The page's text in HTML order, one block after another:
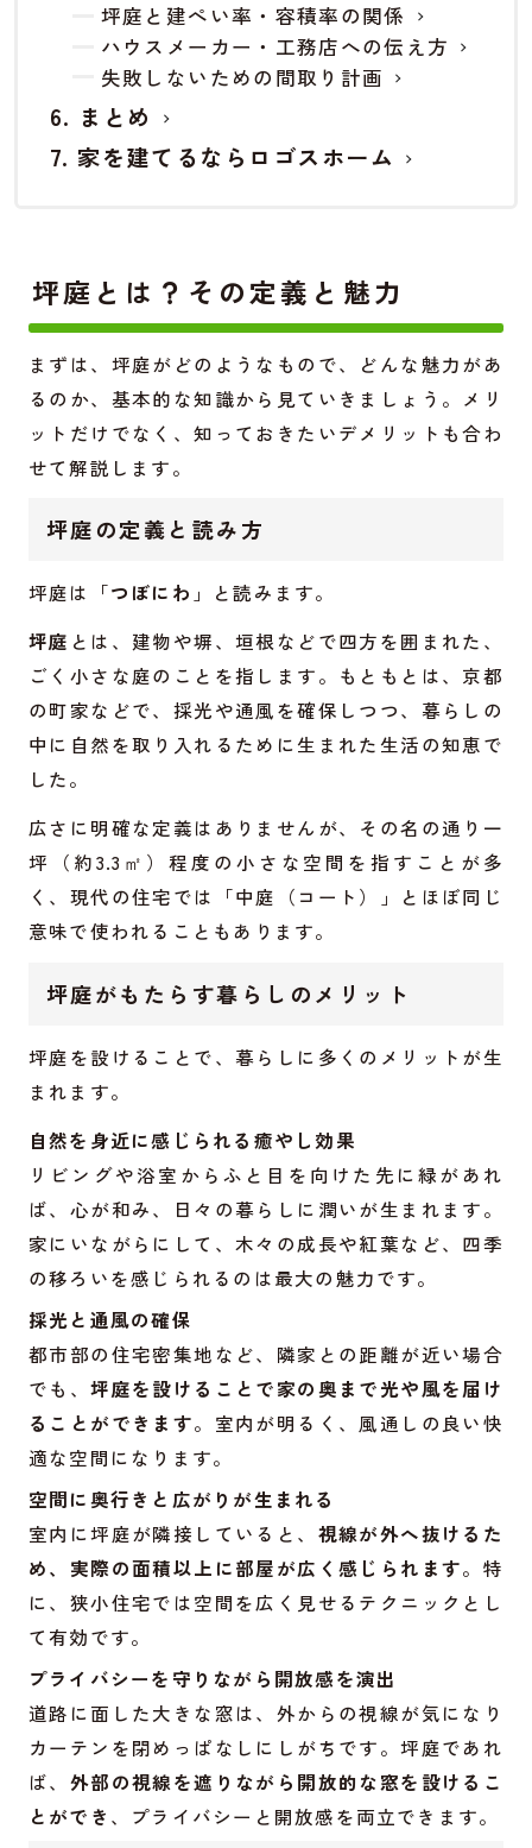
坪庭と建ぺい率・容積率の関係
ハウスメーカー・工務店への伝え方
失敗しないための間取り計画
まとめ
家を建てるならロゴスホーム
坪庭とは？その定義と魅力
まずは、坪庭がどのようなもので、どんな魅力があ
るのか、基本的な知識から見ていきましょう。メリ
ットだけでなく、知っておきたいデメリットも合わ
せて解説します。
坪庭の定義と読み方
坪庭は「つぼにわ 」と読みます。
坪庭 とは、建物や塀、垣根などで四方を囲まれた、
ごく小さな庭のことを指します。もともとは、京都
の町家などで、採光や通風を確保しつつ、暮らしの
中に自然を取り入れるために生まれた生活の知恵で
した。
広さに明確な定義はありませんが、その名の通り一
坪（約3.3㎡）程度の小さな空間を指すことが多
く、現代の住宅では「中庭（コート）」とほぼ同じ
意味で使われることもあります。
坪庭がもたらす暮らしのメリット
坪庭を設けることで、暮らしに多くのメリットが生
まれます。
自然を身近に感じられる癒やし効果
リビングや浴室からふと目を向けた先に緑があれ
ば、心が和み、日々の暮らしに潤いが生まれます。
家にいながらにして、木々の成長や紅葉など、四季
の移ろいを感じられるのは最大の魅力です。
採光と通風の確保
都市部の住宅密集地など、隣家との距離が近い場合
でも、坪庭を設けることで家の奥まで光や風を届け
ることができます。室内が明るく、風通しの良い快
適な空間になります。
空間に奥行きと広がりが生まれる
室内に坪庭が隣接していると、 視線が外へ抜けるた
め、実際の面積以上に部屋が広く感じられます。特
に、狭小住宅では空間を広く見せるテクニックとし
て有効です。
プライバシーを守りながら開放感を演出
道路に面した大きな窓は、外からの視線が気になり
カーテンを閉めっぱなしにしがちです。坪庭であれ
ば、 外部の視線を遮りながら開放的な窓を設けるこ
とができ 、プライバシーと開放感を両立できます。